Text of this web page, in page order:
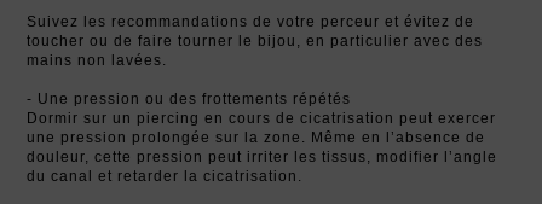
Suivez les recommandations de votre perceur et évitez de
toucher ou de faire tourner le bijou, en particulier avec des
mains non lavées.
- Une pression ou des frottements répétés
Dormir sur un piercing en cours de cicatrisation peut exercer
une pression prolongée sur la zone. Même en l’absence de
douleur, cette pression peut irriter les tissus, modifier l’angle
du canal et retarder la cicatrisation.